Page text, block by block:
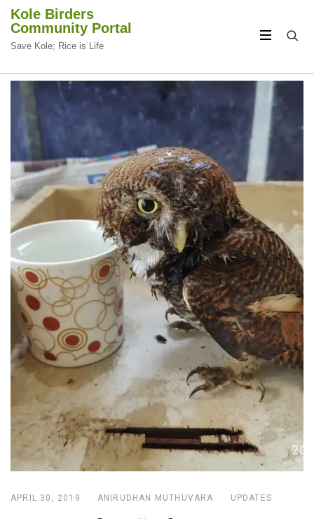
Kole Birders
Community Portal
Save Kole; Rice is Life
CIRCULAR
CIRCULAR
APRIL 30, 2019 ANIRUDHAN MUTHUVARA UPDATES